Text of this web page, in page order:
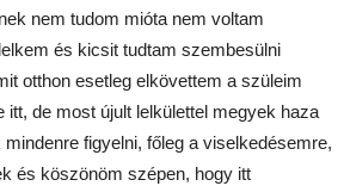
nem tudom mióta nem voltam
és kicsit tudtam szembesülni
otthon esetleg elkövettem a szüleim
itt, de most újult lelkülettel megyek haza
figyelni, főleg a viselkedésemre,
és köszönöm szépen, hogy itt